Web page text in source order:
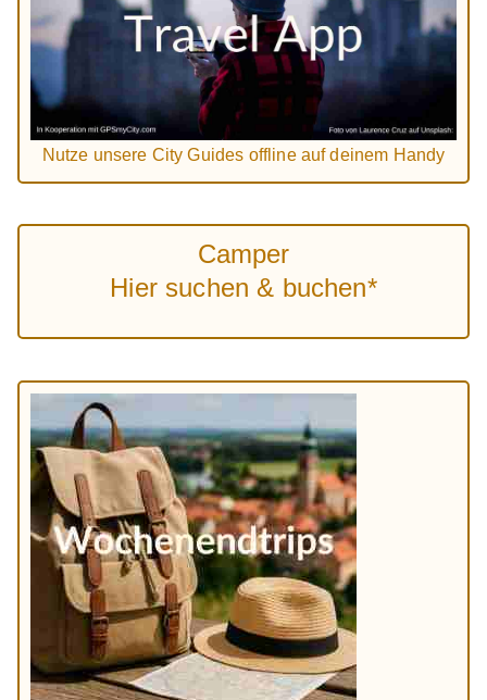
Nutze unsere City Guides offline auf deinem Handy
Camper
Hier suchen & buchen*